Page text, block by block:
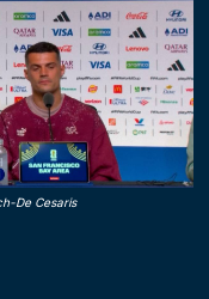
De Cesaris